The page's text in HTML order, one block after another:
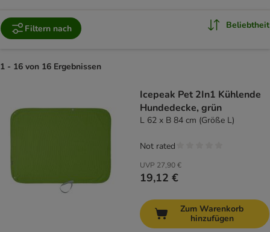
Filtern nach Beliebtheit
1 - 16 von 16 Ergebnissen
Icepeak Pet 2In1 Kühlende
Hundedecke, grün
L 62 x B 84 cm (Größe L)
UVP 27,90 €
19,12 €
Not rated
Zum Warenkorb
hinzufügen